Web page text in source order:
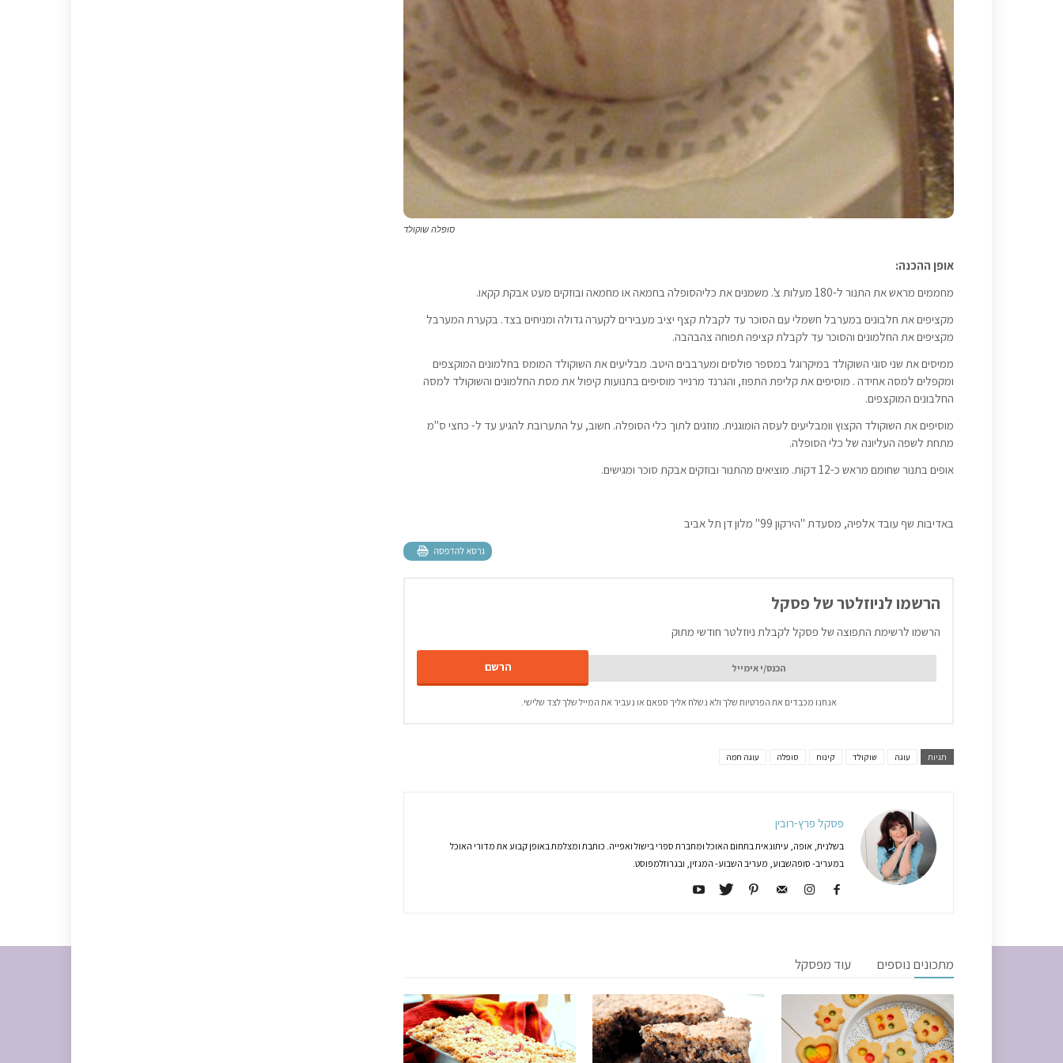
סופלה שוקולד
אופן ההכנה:
מחממים מראש את התנור ל-180 מעלות צ'. משמנים את כליהסופלה בחמאה או מחמאה ובוזקים מעט אבקת קקאו.
מקציפים את חלבונים במערבל חשמלי עם הסוכר עד לקבלת קצף יציב מעבירים לקערה גדולה ומניחים בצד. בקערת המערבל
מקציפים את החלמונים והסוכר עד לקבלת קציפה תפוחה צהבהבה.
ממיסים את שני סוגי השוקולד במיקרוגל במספר פולסים ומערבבים היטב. מבליעים את השוקולד המומס בחלמונים המוקצפים
ומקפלים למסה אחידה . מוסיפים את קליפת התפוז, והגרנד מרנייר מוסיפים בתנועות קיפול את מסת החלמונים והשוקולד למסה
החלבונים המוקצפים.
מוסיפים את השוקולד הקצוץ וומבליעים לעסה הומוגנית. מוזגים לתוך כלי הסופלה. חשוב, על התערובת להגיע עד ל- כחצי ס"מ
מתחת לשפה העליונה של כלי הסופלה.
אופים בתנור שחומם מראש כ-12 דקות. מוציאים מהתנור ובוזקים אבקת סוכר ומגישים.
באדיבות שף עובד אלפיה, מסעדת "הירקון 99" מלון דן תל אביב
הרשמו לניוזלטר של פסקל
הרשמו לרשימת התפוצה של פסקל לקבלת ניוזלטר חודשי מתוק
אנחנו מכבדים את הפרטיות שלך ולא נשלח אליך ספאם או נעביר את המייל שלך לצד שלישי.
תגיות עוגה שוקולד קינוח סופלה עוגה חמה
פסקל פרץ-רובין
בשלנית, אופה, עיתונאית בתחום האוכל ומחברת ספרי בישול ואפייה. כותבת ומצלמת באופן קבוע את מדורי האוכל
במעריב- סופהשבוע, מעריב השבוע- המגזין, ובגרוזלמפוסט.
מתכונים נוספים עוד מפסקל